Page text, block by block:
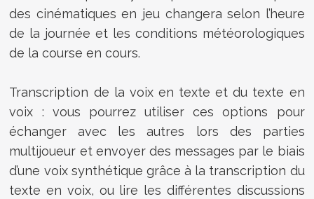
des cinématiques en jeu changera selon l’heure
de la journée et les conditions météorologiques
de la course en cours.
Transcription de la voix en texte et du texte en
voix : vous pourrez utiliser ces options pour
échanger avec les autres lors des parties
multijoueur et envoyer des messages par le biais
d’une voix synthétique grâce à la transcription du
texte en voix, ou lire les différentes discussions